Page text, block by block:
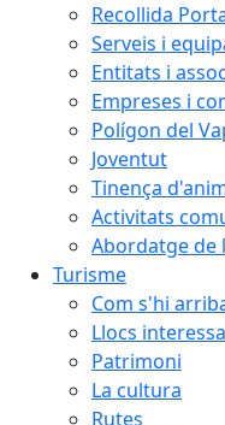
Recollida
Serveis i
Entitats i
Empreses i
Polígon del
Joventut
Tinença
Activitats
Abordatge de
Turisme
Com s'hi
Llocs
Patrimoni
La cultura
Rutes